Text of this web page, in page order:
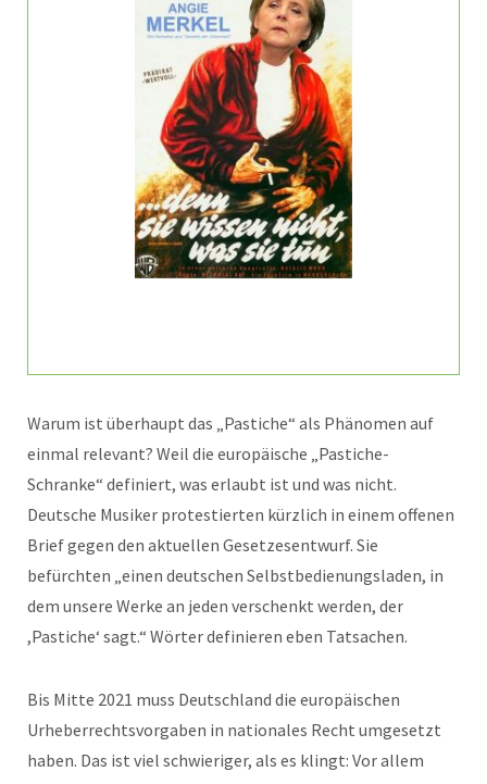
Warum ist überhaupt das „Pastiche“ als Phänomen auf
einmal relevant? Weil die europäische „Pastiche-
Schranke“ definiert, was erlaubt ist und was nicht.
Deutsche Musiker protestierten kürzlich in einem offenen
Brief gegen den aktuellen Gesetzesentwurf. Sie
befürchten „einen deutschen Selbstbedienungsladen, in
dem unsere Werke an jeden verschenkt werden, der
,Pastiche‘ sagt.“ Wörter definieren eben Tatsachen.
Bis Mitte 2021 muss Deutschland die europäischen
Urheberrechtsvorgaben in nationales Recht umgesetzt
haben. Das ist viel schwieriger, als es klingt: Vor allem